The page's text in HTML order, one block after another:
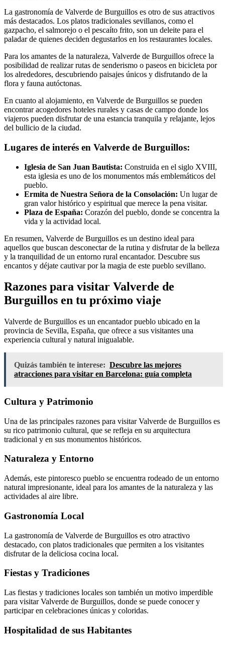
La gastronomía de Valverde de Burguillos es otro de sus atractivos
más destacados. Los platos tradicionales sevillanos, como el
gazpacho, el salmorejo o el pescaíto frito, son un deleite para el
paladar de quienes deciden degustarlos en los restaurantes locales.
Para los amantes de la naturaleza, Valverde de Burguillos ofrece la
posibilidad de realizar rutas de senderismo o paseos en bicicleta por
los alrededores, descubriendo paisajes únicos y disfrutando de la
flora y fauna autóctonas.
En cuanto al alojamiento, en Valverde de Burguillos se pueden
encontrar acogedores hoteles rurales y casas de campo donde los
viajeros pueden disfrutar de una estancia tranquila y relajante, lejos
del bullicio de la ciudad.
Lugares de interés en Valverde de Burguillos:
Iglesia de San Juan Bautista: Construida en el siglo XVIII,
esta iglesia es uno de los monumentos más emblemáticos del
pueblo.
Ermita de Nuestra Señora de la Consolación: Un lugar de
gran valor histórico y espiritual que merece la pena visitar.
Plaza de España: Corazón del pueblo, donde se concentra la
vida y la actividad local.
En resumen, Valverde de Burguillos es un destino ideal para
aquellos que buscan desconectar de la rutina y disfrutar de la belleza
y la tranquilidad de un entorno rural encantador. Descubre sus
encantos y déjate cautivar por la magia de este pueblo sevillano.
Razones para visitar Valverde de
Burguillos en tu próximo viaje
Valverde de Burguillos es un encantador pueblo ubicado en la
provincia de Sevilla, España, que ofrece a sus visitantes una
experiencia cultural y natural inigualable.
Quizás también te interese: Descubre las mejores
atracciones para visitar en Barcelona: guía completa
Cultura y Patrimonio
Una de las principales razones para visitar Valverde de Burguillos es
su rico patrimonio cultural, que se refleja en su arquitectura
tradicional y en sus monumentos históricos.
Naturaleza y Entorno
Además, este pintoresco pueblo se encuentra rodeado de un entorno
natural impresionante, ideal para los amantes de la naturaleza y las
actividades al aire libre.
Gastronomía Local
La gastronomía de Valverde de Burguillos es otro atractivo
destacado, con platos tradicionales que permiten a los visitantes
disfrutar de la deliciosa cocina local.
Fiestas y Tradiciones
Las fiestas y tradiciones locales son también un motivo imperdible
para visitar Valverde de Burguillos, donde se puede conocer y
participar en celebraciones únicas y coloridas.
Hospitalidad de sus Habitantes